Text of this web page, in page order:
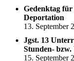
Gedenktag
Deportation
13. September
Jgst. 13
Stunden-
15. September